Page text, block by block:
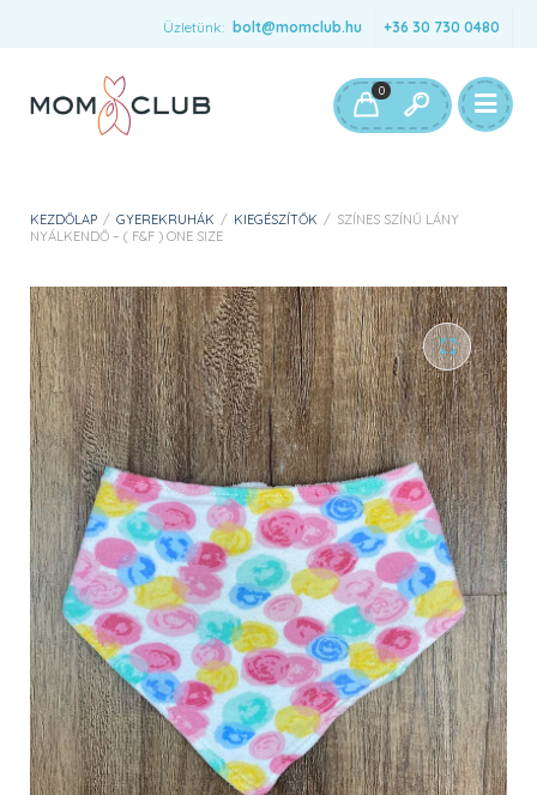
Üzletünk: bolt@momclub.hu +36 30 730 0480
0
KEZDŐLAP / GYEREKRUHÁK / KIEGÉSZÍTŐK / SZÍNES SZÍNŰ LÁNY
NYÁLKENDŐ – ( F&F ) ONE SIZE